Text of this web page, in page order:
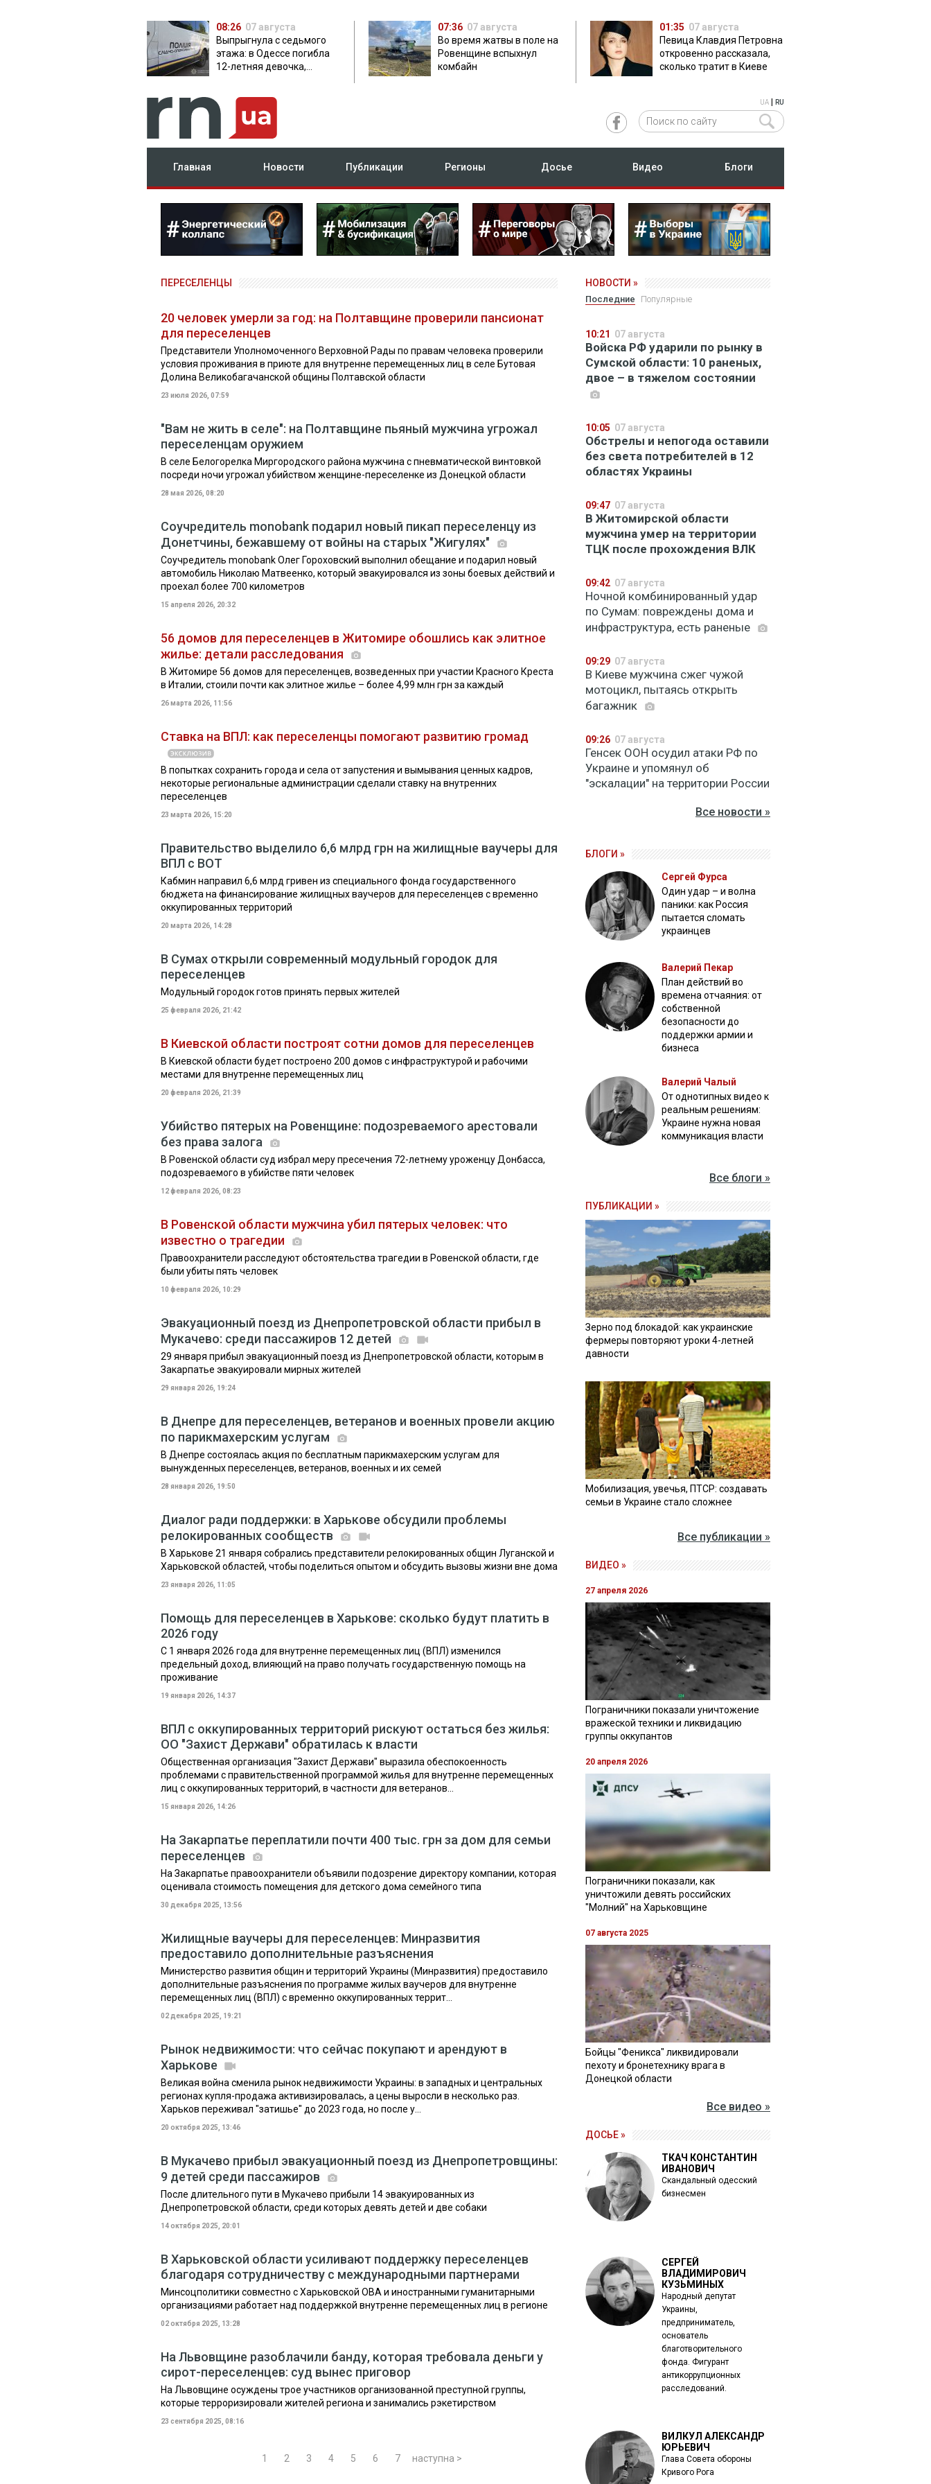
08:26 07 августа
Выпрыгнула с седьмого
этажа: в Одессе погибла
12-летняя девочка,
07:36 07 августа
Во время жатвы в поле на
Ровенщине вспыхнул
комбайн
01:35 07 августа
Певица Клавдия Петровна
откровенно рассказала,
сколько тратит в Киеве
UA RU
Главная Новости Публикации Регионы Досье Видео Блоги
ПЕРЕСЕЛЕНЦЫ
20 человек умерли за год: на Полтавщине проверили пансионат
для переселенцев
Представители Уполномоченного Верховной Рады по правам человека проверили
условия проживания в приюте для внутренне перемещенных лиц в селе Бутовая
Долина Великобагачанской общины Полтавской области
23 июля 2026, 07:59
"Вам не жить в селе": на Полтавщине пьяный мужчина угрожал
переселенцам оружием
В селе Белогорелка Миргородского района мужчина с пневматической винтовкой
посреди ночи угрожал убийством женщине-переселенке из Донецкой области
28 мая 2026, 08:20
Соучредитель monobank подарил новый пикап переселенцу из
Донетчины, бежавшему от войны на старых "Жигулях"
Соучредитель monobank Олег Гороховский выполнил обещание и подарил новый
автомобиль Николаю Матвеенко, который эвакуировался из зоны боевых действий и
проехал более 700 километров
15 апреля 2026, 20:32
56 домов для переселенцев в Житомире обошлись как элитное
жилье: детали расследования
В Житомире 56 домов для переселенцев, возведенных при участии Красного Креста
в Италии, стоили почти как элитное жилье – более 4,99 млн грн за каждый
26 марта 2026, 11:56
Ставка на ВПЛ: как переселенцы помогают развитию громад
В попытках сохранить города и села от запустения и вымывания ценных кадров,
некоторые региональные администрации сделали ставку на внутренних
переселенцев
23 марта 2026, 15:20
Правительство выделило 6,6 млрд грн на жилищные ваучеры для
ВПЛ с ВОТ
Кабмин направил 6,6 млрд гривен из специального фонда государственного
бюджета на финансирование жилищных ваучеров для переселенцев с временно
оккупированных территорий
20 марта 2026, 14:28
В Сумах открыли современный модульный городок для
переселенцев
Модульный городок готов принять первых жителей
25 февраля 2026, 21:42
В Киевской области построят сотни домов для переселенцев
В Киевской области будет построено 200 домов с инфраструктурой и рабочими
местами для внутренне перемещенных лиц
20 февраля 2026, 21:39
Убийство пятерых на Ровенщине: подозреваемого арестовали
без права залога
В Ровенской области суд избрал меру пресечения 72-летнему уроженцу Донбасса,
подозреваемого в убийстве пяти человек
12 февраля 2026, 08:23
В Ровенской области мужчина убил пятерых человек: что
известно о трагедии
Правоохранители расследуют обстоятельства трагедии в Ровенской области, где
были убиты пять человек
10 февраля 2026, 10:29
Эвакуационный поезд из Днепропетровской области прибыл в
Мукачево: среди пассажиров 12 детей
29 января прибыл эвакуационный поезд из Днепропетровской области, которым в
Закарпатье эвакуировали мирных жителей
29 января 2026, 19:24
В Днепре для переселенцев, ветеранов и военных провели акцию
по парикмахерским услугам
В Днепре состоялась акция по бесплатным парикмахерским услугам для
вынужденных переселенцев, ветеранов, военных и их семей
28 января 2026, 19:50
Диалог ради поддержки: в Харькове обсудили проблемы
релокированных сообществ
В Харькове 21 января собрались представители релокированных общин Луганской и
Харьковской областей, чтобы поделиться опытом и обсудить вызовы жизни вне дома
23 января 2026, 11:05
Помощь для переселенцев в Харькове: сколько будут платить в
2026 году
С 1 января 2026 года для внутренне перемещенных лиц (ВПЛ) изменился
предельный доход, влияющий на право получать государственную помощь на
проживание
19 января 2026, 14:37
ВПЛ с оккупированных территорий рискуют остаться без жилья:
ОО "Захист Держави" обратилась к власти
Общественная организация "Захист Держави" выразила обеспокоенность
проблемами с правительственной программой жилья для внутренне перемещенных
лиц с оккупированных территорий, в частности для ветеранов...
15 января 2026, 14:26
На Закарпатье переплатили почти 400 тыс. грн за дом для семьи
переселенцев
На Закарпатье правоохранители объявили подозрение директору компании, которая
оценивала стоимость помещения для детского дома семейного типа
30 декабря 2025, 13:56
Жилищные ваучеры для переселенцев: Минразвития
предоставило дополнительные разъяснения
Министерство развития общин и территорий Украины (Минразвития) предоставило
дополнительные разъяснения по программе жилых ваучеров для внутренне
перемещенных лиц (ВПЛ) с временно оккупированных террит...
02 декабря 2025, 19:21
Рынок недвижимости: что сейчас покупают и арендуют в
Харькове
Великая война сменила рынок недвижимости Украины: в западных и центральных
регионах купля-продажа активизировалась, а цены выросли в несколько раз.
Харьков переживал "затишье" до 2023 года, но после у...
20 октября 2025, 13:46
В Мукачево прибыл эвакуационный поезд из Днепропетровщины:
9 детей среди пассажиров
После длительного пути в Мукачево прибыли 14 эвакуированных из
Днепропетровской области, среди которых девять детей и две собаки
14 октября 2025, 20:01
В Харьковской области усиливают поддержку переселенцев
благодаря сотрудничеству с международными партнерами
Минсоцполитики совместно с Харьковской ОВА и иностранными гуманитарными
организациями работает над поддержкой внутренне перемещенных лиц в регионе
02 октября 2025, 13:28
На Львовщине разоблачили банду, которая требовала деньги у
сирот-переселенцев: суд вынес приговор
На Львовщине осуждены трое участников организованной преступной группы,
которые терроризировали жителей региона и занимались рэкетирством
23 сентября 2025, 08:16
1 2 3 4 5 6 7 наступна >
НОВОСТИ »
Последние Популярные
10:21 07 августа
Войска РФ ударили по рынку в
Сумской области: 10 раненых,
двое – в тяжелом состоянии
10:05 07 августа
Обстрелы и непогода оставили
без света потребителей в 12
областях Украины
09:47 07 августа
В Житомирской области
мужчина умер на территории
ТЦК после прохождения ВЛК
09:42 07 августа
Ночной комбинированный удар
по Сумам: повреждены дома и
инфраструктура, есть раненые
09:29 07 августа
В Киеве мужчина сжег чужой
мотоцикл, пытаясь открыть
багажник
09:26 07 августа
Генсек ООН осудил атаки РФ по
Украине и упомянул об
"эскалации" на территории России
Все новости »
БЛОГИ »
Сергей Фурса
Один удар – и волна
паники: как Россия
пытается сломать
украинцев
Валерий Пекар
План действий во
времена отчаяния: от
собственной
безопасности до
поддержки армии и
бизнеса
Валерий Чалый
От однотипных видео к
реальным решениям:
Украине нужна новая
коммуникация власти
Все блоги »
ПУБЛИКАЦИИ »
Зерно под блокадой: как украинские
фермеры повторяют уроки 4-летней
давности
Мобилизация, увечья, ПТСР: создавать
семьи в Украине стало сложнее
Все публикации »
ВИДЕО »
27 апреля 2026
Пограничники показали уничтожение
вражеской техники и ликвидацию
группы оккупантов
20 апреля 2026
Пограничники показали, как
уничтожили девять российских
"Молний" на Харьковщине
07 августа 2025
Бойцы "Феникса" ликвидировали
пехоту и бронетехнику врага в
Донецкой области
Все видео »
ДОСЬЕ »
ТКАЧ КОНСТАНТИН
ИВАНОВИЧ
Скандальный одесский
бизнесмен
СЕРГЕЙ
ВЛАДИМИРОВИЧ
КУЗЬМИНЫХ
Народный депутат
Украины,
предприниматель,
основатель
благотворительного
фонда. Фигурант
антикоррупционных
расследований.
ВИЛКУЛ АЛЕКСАНДР
ЮРЬЕВИЧ
Глава Совета обороны
Кривого Рога